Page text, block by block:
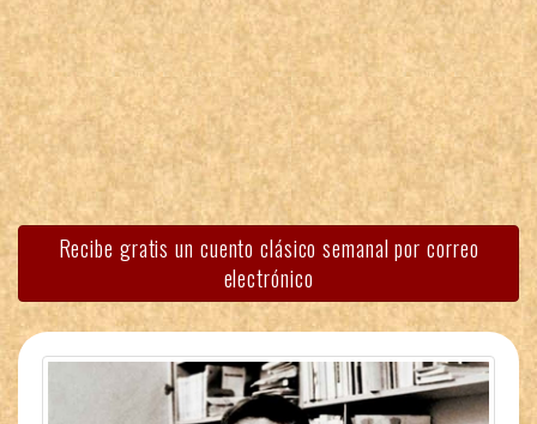
Recibe gratis un cuento clásico semanal por correo
electrónico